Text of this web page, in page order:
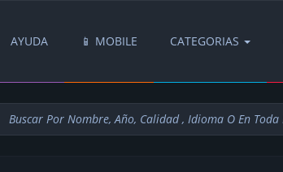
AYUDA 📱 MOBILE CATEGORIAS